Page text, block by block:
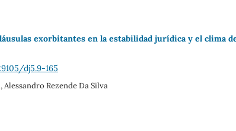
exorbitantes en la estabilidad jurídica y el clima
dj5.9-165
Rezende Da Silva